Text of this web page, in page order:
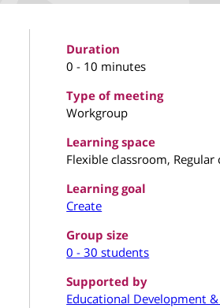
Duration
0 - 10 minutes
Type of meeting
Workgroup
Learning space
Flexible classroom, Regular
Learning goal
Create
Group size
0 - 30 students
Supported by
Educational Development